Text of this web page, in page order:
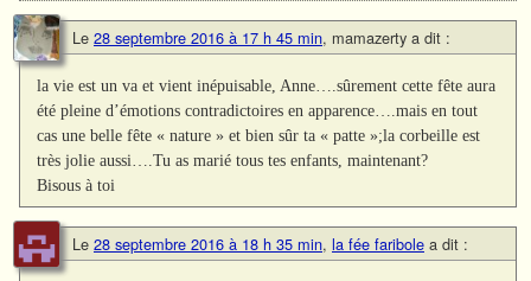
Le 28 septembre 2016 à 17 h 45 min, mamazerty a dit :
la vie est un va et vient inépuisable, Anne….sûrement cette fête aura
été pleine d’émotions contradictoires en apparence….mais en tout
cas une belle fête « nature » et bien sûr ta « patte »;la corbeille est
très jolie aussi….Tu as marié tous tes enfants, maintenant?
Bisous à toi
Le 28 septembre 2016 à 18 h 35 min, la fée faribole a dit :